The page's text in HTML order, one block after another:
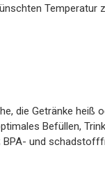
Temperatur
die Getränke heiß
Befüllen,
BPA- und